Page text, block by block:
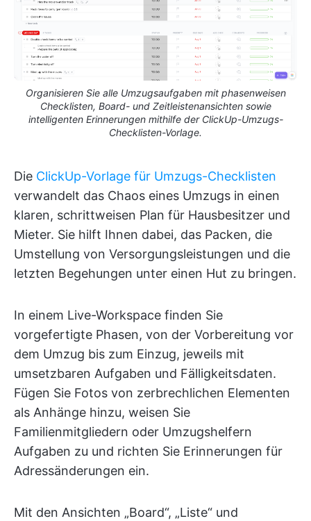
Organisieren Sie alle Umzugsaufgaben mit phasenweisen
Checklisten, Board- und Zeitleistenansichten sowie
intelligenten Erinnerungen mithilfe der ClickUp-Umzugs-
Checklisten-Vorlage.
Die ClickUp-Vorlage für Umzugs-Checklisten
verwandelt das Chaos eines Umzugs in einen
klaren, schrittweisen Plan für Hausbesitzer und
Mieter. Sie hilft Ihnen dabei, das Packen, die
Umstellung von Versorgungsleistungen und die
letzten Begehungen unter einen Hut zu bringen.
In einem Live-Workspace finden Sie
vorgefertigte Phasen, von der Vorbereitung vor
dem Umzug bis zum Einzug, jeweils mit
umsetzbaren Aufgaben und Fälligkeitsdaten.
Fügen Sie Fotos von zerbrechlichen Elementen
als Anhänge hinzu, weisen Sie
Familienmitgliedern oder Umzugshelfern
Aufgaben zu und richten Sie Erinnerungen für
Adressänderungen ein.
Mit den Ansichten „Board“, „Liste“ und